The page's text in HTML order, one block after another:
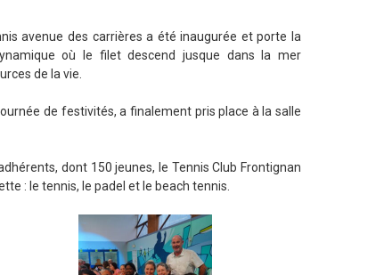
avenue des carrières a été inaugurée et porte la
où le filet descend jusque dans la mer
de la vie.
de festivités, a finalement pris place à la salle
dont 150 jeunes, le Tennis Club Frontignan
: le tennis, le padel et le beach tennis.